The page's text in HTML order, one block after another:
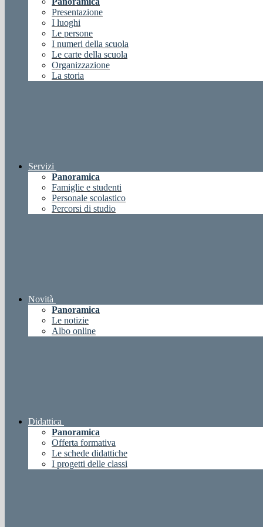
Presentazione
I luoghi
Le persone
I numeri della scuola
Le carte della scuola
Organizzazione
La storia
Servizi
Panoramica
Famiglie e studenti
Personale scolastico
Percorsi di studio
Novità
Panoramica
Le notizie
Albo online
Didattica
Panoramica
Offerta formativa
Le schede didattiche
I progetti delle classi